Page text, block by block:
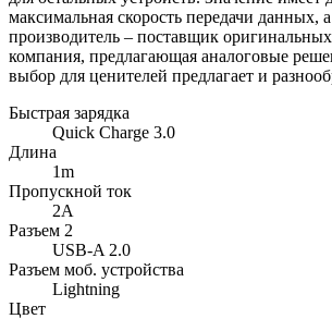
максимальная скорость передачи данных,
производитель – поставщик
компания, предлагающая аналоговые
выбор для ценителей предлагает и
Быстрая зарядка
Quick Charge 3.0
Длина
1m
Пропускной ток
2A
Разъем 2
USB-A 2.0
Разъем моб. устройства
Lightning
Цвет